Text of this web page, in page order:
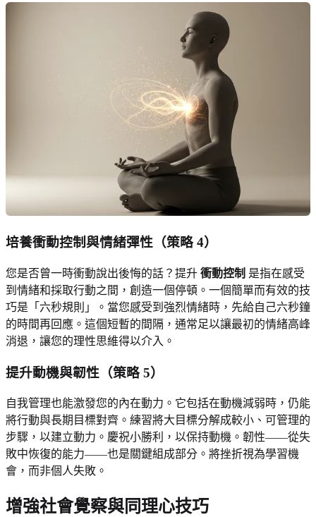
培養衝動控制與情緒彈性（策略 4）
您是否曾一時衝動說出後悔的話？提升 衝動控制 是指在感受
到情緒和採取行動之間，創造一個停頓。一個簡單而有效的技
巧是「六秒規則」。當您感受到強烈情緒時，先給自己六秒鐘
的時間再回應。這個短暫的間隔，通常足以讓最初的情緒高峰
消退，讓您的理性思維得以介入。
提升動機與韌性 （策略 5）
自我管理也能激發您的內在動力。它包括在動機減弱時，仍能
將行動與長期目標對齊。練習將大目標分解成較小、可管理的
步驟，以建立動力。慶祝小勝利，以保持動機。韌性——從失
敗中恢復的能力——也是關鍵組成部分。將挫折視為學習機
會，而非個人失敗。
增強社會覺察與同理心技巧